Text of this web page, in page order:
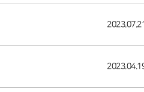
2023.07.21